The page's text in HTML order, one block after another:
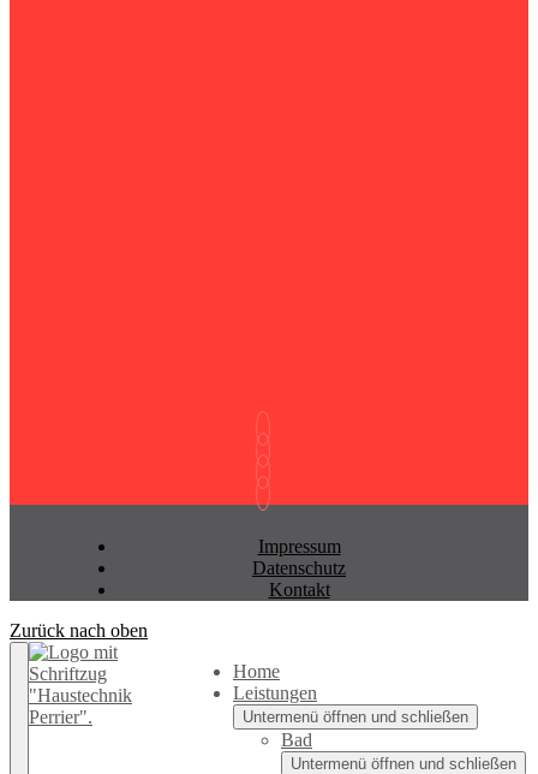
Impressum
Datenschutz
Kontakt
Zurück nach oben
Home
Leistungen
Untermenü öffnen und schließen
Bad
Untermenü öffnen und schließen